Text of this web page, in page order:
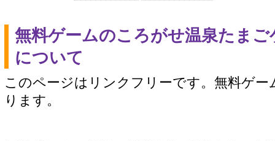
無料ゲームのころがせ温泉たま
について
このページはリンクフリーです。無料ゲー
ります。